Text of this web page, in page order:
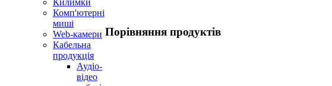
Килимки
Комп'ютерні
миші
Web-камери
Кабельна
продукція
Аудіо-
відео
Порівняння продуктів